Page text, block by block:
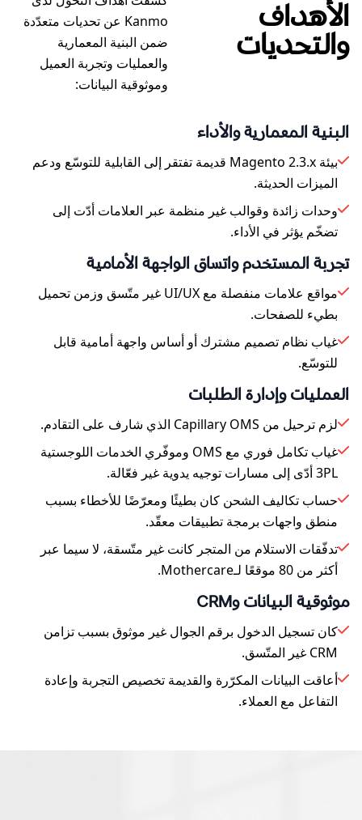
الأهداف
والتحديات
Kanmo عن تحديات متعدّدة
ضمن البنية المعمارية
والعمليات وتجربة العميل
وموثوقية البيانات:
البنية المعمارية والأداء
بيئة Magento 2.3.x قديمة تفتقر إلى القابلية للتوسّع ودعم
الميزات الحديثة.
وحدات زائدة وقوالب غير منظمة عبر العلامات أدّت إلى
تضخّم يؤثر في الأداء.
تجربة المستخدم واتساق الواجهة الأمامية
مواقع علامات منفصلة مع UI/UX غير متّسق وزمن تحميل
بطيء للصفحات.
غياب نظام تصميم مشترك أو أساس واجهة أمامية قابل
للتوسّع.
العمليات وإدارة الطلبات
لزم ترحيل من Capillary OMS الذي شارف على التقادم.
غياب تكامل فوري مع OMS وموفّري الخدمات اللوجستية
3PL أدّى إلى مسارات توجيه يدوية غير فعّالة.
حساب تكاليف الشحن كان بطيئًا ومعرّضًا للأخطاء بسبب
منطق واجهات برمجة تطبيقات معقّد.
تدفّقات الاستلام من المتجر كانت غير متّسقة، لا سيما عبر
أكثر من 80 موقعًا لـMothercare.
موثوقية البيانات وCRM
كان تسجيل الدخول برقم الجوال غير موثوق بسبب تزامن
CRM غير المتّسق.
أعاقت البيانات المكرّرة والقديمة تخصيص التجربة وإعادة
التفاعل مع العملاء.